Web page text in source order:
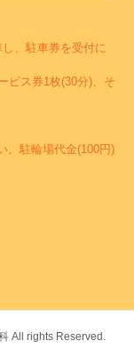
、駐車券を受付に
ビス券1枚(30分)、そ
。駐輪場代金(100円)
All rights Reserved.